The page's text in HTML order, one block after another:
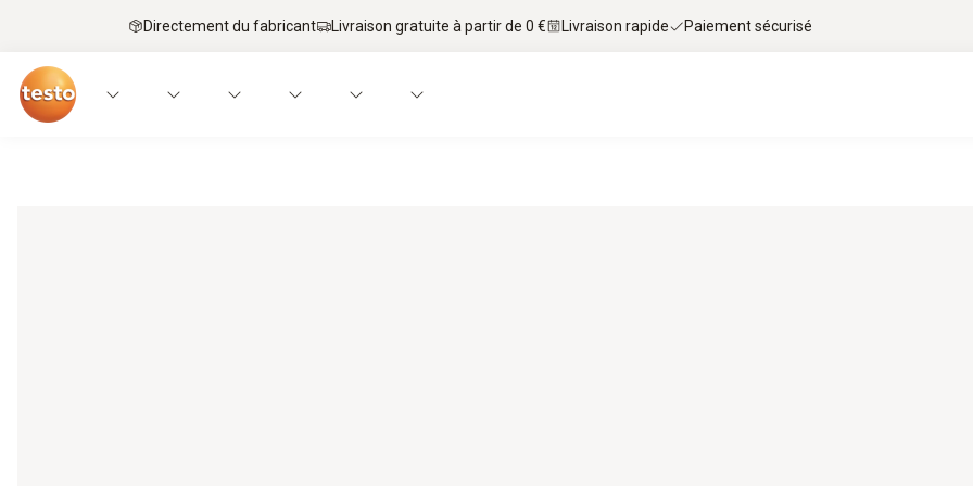
Directement du fabricant Livraison gratuite à partir de 0 € Livraison rapide Paiement sécurisé